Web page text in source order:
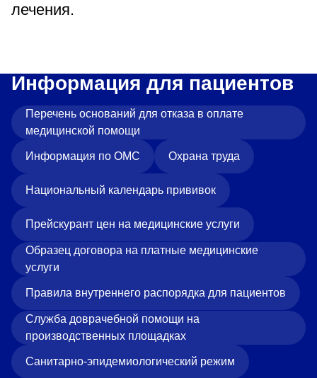
лечения.
Информация для пациентов
Перечень оснований для отказа в оплате
медицинской помощи
Информация по ОМС Охрана труда
Национальный календарь прививок
Прейскурант цен на медицинские услуги
Образец договора на платные медицинские
услуги
Правила внутреннего распорядка для пациентов
Служба доврачебной помощи на
производственных площадках
Санитарно-эпидемиологический режим